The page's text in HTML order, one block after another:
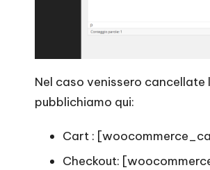
Nel caso venissero
pubblichiamo qui:
Cart :
Checkout: